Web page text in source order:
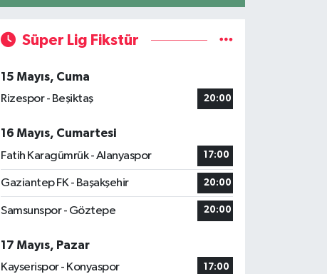
Süper Lig Fikstür
15 Mayıs, Cuma
Rizespor - Beşiktaş
20:00
16 Mayıs, Cumartesi
Fatih Karagümrük - Alanyaspor
17:00
Gaziantep FK - Başakşehir 20:00
Samsunspor - Göztepe 20:00
17 Mayıs, Pazar
Kayserispor - Konyaspor
17:00